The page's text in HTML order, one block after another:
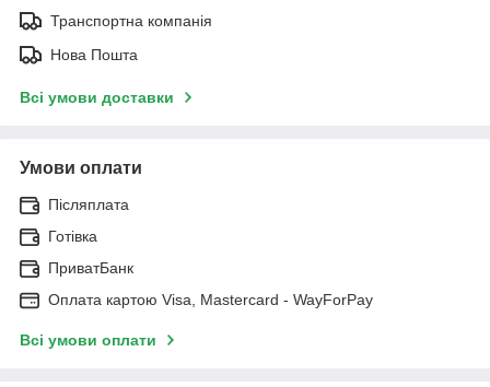
Транспортна компанія
Нова Пошта
Всі умови доставки
Умови оплати
Післяплата
Готівка
ПриватБанк
Оплата картою Visa, Mastercard - WayForPay
Всі умови оплати